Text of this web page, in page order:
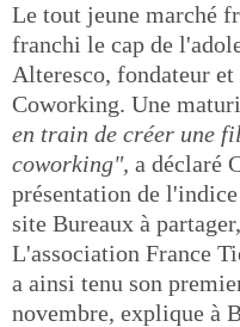
Le tout jeune marché
franchi le cap de
Alteresco, fondateur
Coworking. Une
en train de créer une
coworking", a déclaré
présentation de
site Bureaux à
L'association France
a ainsi tenu son
novembre, explique à